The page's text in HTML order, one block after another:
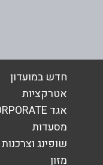
אימייל*
חדש במועדון
אטרקציות
אגד CORPORATE
מסעדות
שופינג וצרכנות
מזון